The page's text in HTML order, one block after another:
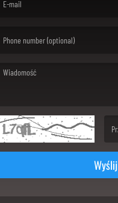
Wyślij